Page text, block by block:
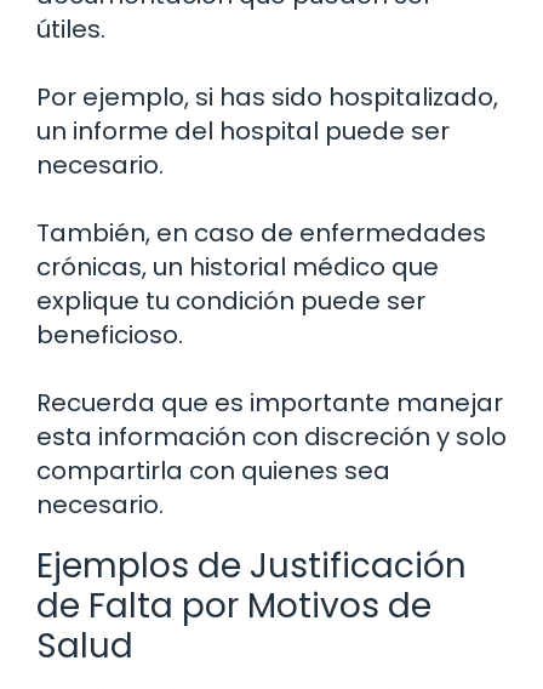
útiles.
Por ejemplo, si has sido hospitalizado,
un informe del hospital puede ser
necesario.
También, en caso de enfermedades
crónicas, un historial médico que
explique tu condición puede ser
beneficioso.
Recuerda que es importante manejar
esta información con discreción y solo
compartirla con quienes sea
necesario.
Ejemplos de Justificación
de Falta por Motivos de
Salud